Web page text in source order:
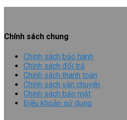
Chính sách chung
Chính sách bảo hành
Chính sách đổi trả
Chính sách thanh toán
Chính sách vận chuyển
Chính sách bảo mật
Điều khoản sử dụng